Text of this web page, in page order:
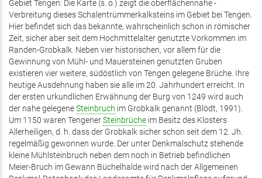
Gebiet Tengen: Die Karte (s. o.) zeigt die oberflächennahe ­
Verbreitung dieses Schalentrümmerkalksteins im Gebiet bei Tengen.
Hier befindet sich das bekannte, wahr­scheinlich schon in römischer
Zeit, sicher aber seit dem Hochmittelalter genutzte Vorkommen im
Ran­den-Grobkalk. Neben vier historischen, vor allem für die
Gewinnung von Mühl- und Mauersteinen genutzten ­Gruben
existieren vier weitere, südöstlich von Tengen gelegene Brüche. Ihre
heutige Ausdehnung haben sie alle im 20. Jahrhundert erreicht. In
der ersten urkundlichen Erwähnung der Burg von 1249 wird auch
der nahe gelegeneSteinbruch im Grobkalk genannt (Blödt, 1991).
Um 1150 waren TengenerSteinbrüche im Besitz des Klosters
Allerheiligen, d. h. dass der Grobkalk sicher schon seit dem 12. Jh.
regelmäßig gewonnen wurde. Der unter Denkmalschutz stehende
kleine Mühlsteinbruch neben dem noch in Betrieb befindlichen
Meier-Bruch im Gewann Büchelhalde wird nach der Allgemeinen